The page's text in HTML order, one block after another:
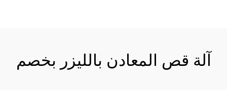
آلة قص المعادن بالليزر بخصم